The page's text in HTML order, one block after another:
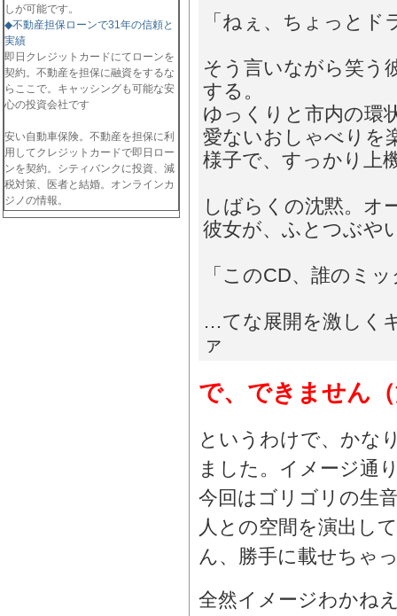
「ねぇ、ちょっと
そう言いながら笑う
する。
ゆっくりと市内の環
愛ないおしゃべりを
様子で、すっかり上
しばらくの沈黙。オ
彼女が、ふとつぶや
「このCD、誰のミ
…てな展開を激しく
ァ
で、できません
というわけで、かな
ました。イメージ通
今回はゴリゴリの生
人との空間を演出し
ん、勝手に載せちゃ
全然イメージわかね
しが可能です。
◆不動産担保ローンで31年の信頼と
実績
即日クレジットカードにてローンを
契約。不動産を担保に融資をするな
らここで。キャッシングも可能な安
心の投資会社です
安い自動車保険。不動産を担保に利
用してクレジットカードで即日ロー
ンを契約。シティバンクに投資、減
税対策、医者と結婚。オンラインカ
ジノの情報。